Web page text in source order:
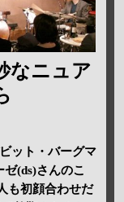
なニュア
ット・バーグマ
(ds)さんのこ
も初顔合わせだ